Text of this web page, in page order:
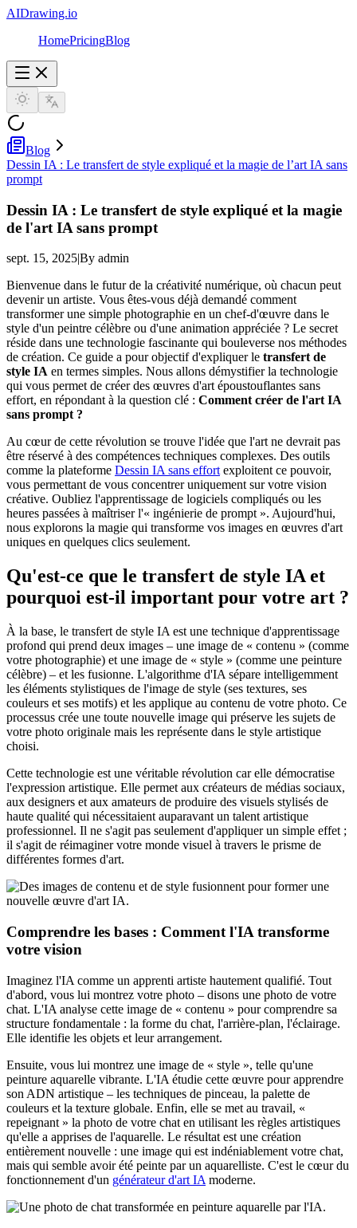
AIDrawing.io
HomePricingBlog
Blog
Dessin IA : Le transfert de style expliqué et la magie de l’art IA sans
prompt
Dessin IA : Le transfert de style expliqué et la magie
de l'art IA sans prompt
sept. 15, 2025|By admin
Bienvenue dans le futur de la créativité numérique, où chacun peut
devenir un artiste. Vous êtes-vous déjà demandé comment
transformer une simple photographie en un chef-d'œuvre dans le
style d'un peintre célèbre ou d'une animation appréciée ? Le secret
réside dans une technologie fascinante qui bouleverse nos méthodes
de création. Ce guide a pour objectif d'expliquer le transfert de
style IA en termes simples. Nous allons démystifier la technologie
qui vous permet de créer des œuvres d'art époustouflantes sans
effort, en répondant à la question clé : Comment créer de l'art IA
sans prompt ?
Au cœur de cette révolution se trouve l'idée que l'art ne devrait pas
être réservé à des compétences techniques complexes. Des outils
comme la plateforme Dessin IA sans effortexploitent ce pouvoir,
vous permettant de vous concentrer uniquement sur votre vision
créative. Oubliez l'apprentissage de logiciels compliqués ou les
heures passées à maîtriser l'« ingénierie de prompt ». Aujourd'hui,
nous explorons la magie qui transforme vos images en œuvres d'art
uniques en quelques clics seulement.
Qu'est-ce que le transfert de style IA et
pourquoi est-il important pour votre art ?
À la base, le transfert de style IA est une technique d'apprentissage
profond qui prend deux images – une image de « contenu » (comme
votre photographie) et une image de « style » (comme une peinture
célèbre) – et les fusionne. L'algorithme d'IA sépare intelligemment
les éléments stylistiques de l'image de style (ses textures, ses
couleurs et ses motifs) et les applique au contenu de votre photo. Ce
processus crée une toute nouvelle image qui préserve les sujets de
votre photo originale mais les représente dans le style artistique
choisi.
Cette technologie est une véritable révolution car elle démocratise
l'expression artistique. Elle permet aux créateurs de médias sociaux,
aux designers et aux amateurs de produire des visuels stylisés de
haute qualité qui nécessitaient auparavant un talent artistique
professionnel. Il ne s'agit pas seulement d'appliquer un simple effet ;
il s'agit de réimaginer votre monde visuel à travers le prisme de
différentes formes d'art.
Comprendre les bases : Comment l'IA transforme
votre vision
Imaginez l'IA comme un apprenti artiste hautement qualifié. Tout
d'abord, vous lui montrez votre photo – disons une photo de votre
chat. L'IA analyse cette image de « contenu » pour comprendre sa
structure fondamentale : la forme du chat, l'arrière-plan, l'éclairage.
Elle identifie les objets et leur arrangement.
Ensuite, vous lui montrez une image de « style », telle qu'une
peinture aquarelle vibrante. L'IA étudie cette œuvre pour apprendre
son ADN artistique – les techniques de pinceau, la palette de
couleurs et la texture globale. Enfin, elle se met au travail, «
repeignant » la photo de votre chat en utilisant les règles artistiques
qu'elle a apprises de l'aquarelle. Le résultat est une création
entièrement nouvelle : une image qui est indéniablement votre chat,
mais qui semble avoir été peinte par un aquarelliste. C'est le cœur du
fonctionnement d'un générateur d'art IA moderne.